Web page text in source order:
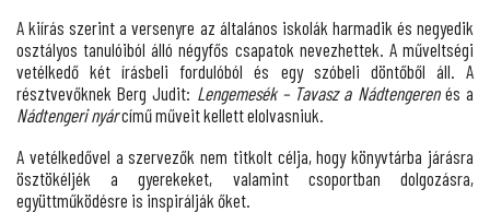
A kiírás szerint a versenyre az általános iskolák harmadik és negyedik
osztályos tanulóiból álló négyfős csapatok nevezhettek. A műveltségi
vetélkedő két írásbeli fordulóból és egy szóbeli döntőből áll. A
résztvevőknek Berg Judit: Lengemesék – Tavasz a Nádtengerenés a
Nádtengeri nyárcímű műveit kellett elolvasniuk.
A vetélkedővel a szervezők nem titkolt célja, hogy könyvtárba járásra
ösztökéljék a gyerekeket, valamint csoportban dolgozásra,
együttműködésre is inspirálják őket.